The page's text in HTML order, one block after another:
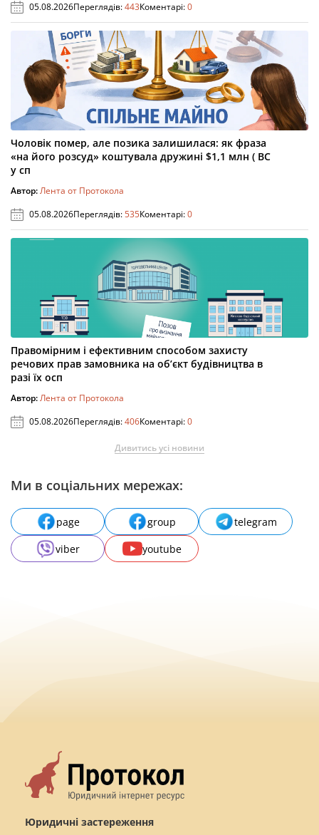
05.08.2026Переглядів:443Коментарі:0
Чоловік помер, але позика залишилася: як фраза
«на його розсуд» коштувала дружині $1,1 млн ( ВС
у сп
Автор:Лента от Протокола
05.08.2026Переглядів:535Коментарі:0
Правомірним і ефективним способом захисту
речових прав замовника на об’єкт будівництва в
разі їх осп
Автор:Лента от Протокола
05.08.2026Переглядів:406Коментарі:0
Дивитись усі новини
Ми в соціальних мережах:
page group
telegram
viber
youtube
Юридичні застереження